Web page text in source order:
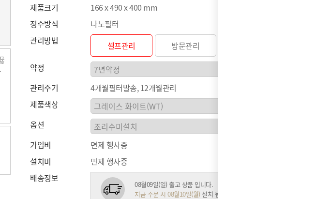
제품크기
166 x 490 x 400 mm
정수방식
나노필터
관리방법
셀프관리
방문관리
약정
관리주기
4개월필터발송, 12개월관리
제품색상
옵션
가입비
면제 행사중
설치비
면제 행사중
배송정보
08월09일(일) 출고 상품 입니다.
지금 주문 시 08월10일(월) 설치 됩니다.